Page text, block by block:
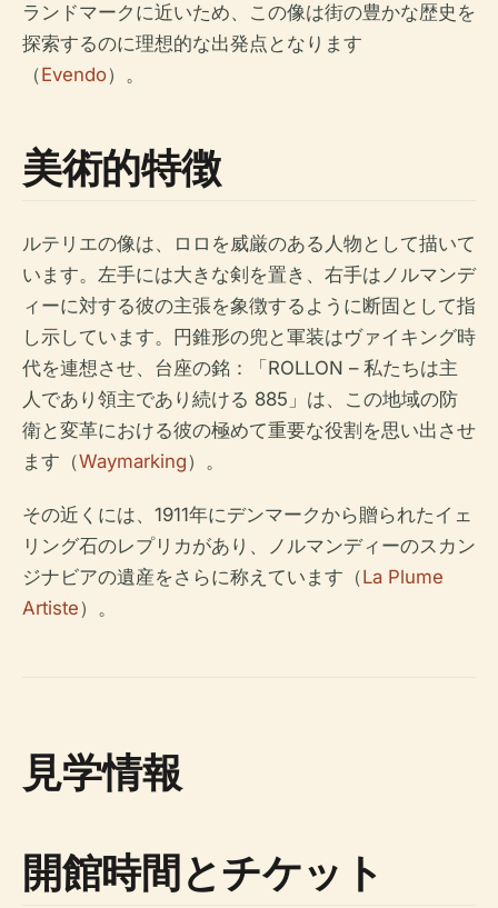
ランドマークに近いため、この像は街の豊かな歴史を
探索するのに理想的な出発点となります
（Evendo）。
美術的特徴
ルテリエの像は、ロロを威厳のある人物として描いて
います。左手には大きな剣を置き、右手はノルマンデ
ィーに対する彼の主張を象徴するように断固として指
し示しています。円錐形の兜と軍装はヴァイキング時
代を連想させ、台座の銘：「ROLLON – 私たちは主
人であり領主であり続ける 885」は、この地域の防
衛と変革における彼の極めて重要な役割を思い出させ
ます（Waymarking）。
その近くには、1911年にデンマークから贈られたイェ
リング石のレプリカがあり、ノルマンディーのスカン
ジナビアの遺産をさらに称えています（La Plume
Artiste）。
見学情報
開館時間とチケット